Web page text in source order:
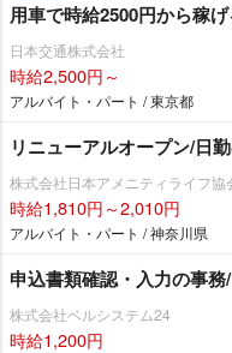
用車で時給2500円から稼
日本交通株式会社
時給2,500円～
アルバイト・パート / 東京都
リニューアルオープン/日
株式会社日本アメニティライフ協
時給1,810円～2,010円
アルバイト・パート / 神奈川県
申込書類確認・入力の事
株式会社ベルシステム24
時給1,200円